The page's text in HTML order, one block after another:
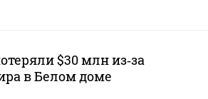
$30 млн из‑за
в Белом доме